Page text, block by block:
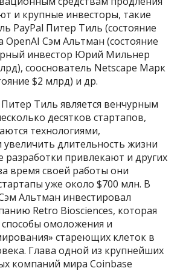
и крупные инвесторы, такие
PayPal Питер Тиль (состояние
OpenAI Сэм Альтман (состояние
инвестор Юрий Мильнер
сооснователь Netscape Марк
$2 млрд) и др.
Тиль является венчурным
десятков стартапов,
технологиями,
длительность жизни
разработки привлекают и других
время своей работы они
уже около $700 млн. В
Альтман инвестировал
Retro Biosciences, которая
омоложения и
стареющих клеток в
Глава одной из крупнейших
компаний мира Coinbase